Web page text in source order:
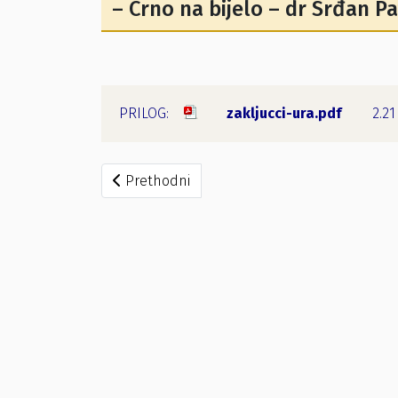
– Crno na bijelo – dr Srđan
zakljucci-ura.pdf
Prethodni članak: Zapisnik o radu
Prethodni